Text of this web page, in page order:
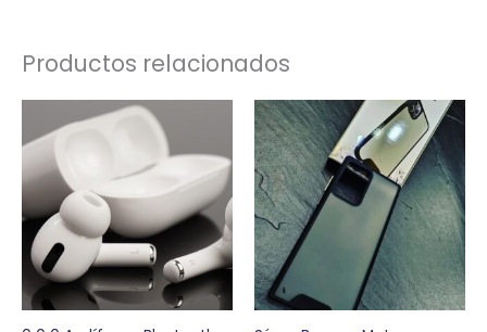
Productos relacionados